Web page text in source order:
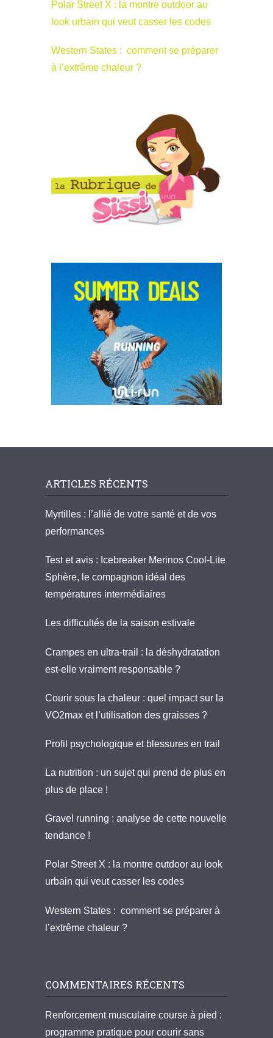
Polar Street X : la montre outdoor au
look urbain qui veut casser les codes
Western States : comment se préparer
à l’extrême chaleur ?
ARTICLES RÉCENTS
Myrtilles : l’allié de votre santé et de vos
performances
Test et avis : Icebreaker Merinos Cool-Lite
Sphère, le compagnon idéal des
températures intermédiaires
Les difficultés de la saison estivale
Crampes en ultra-trail : la déshydratation
est-elle vraiment responsable ?
Courir sous la chaleur : quel impact sur la
VO2max et l’utilisation des graisses ?
Profil psychologique et blessures en trail
La nutrition : un sujet qui prend de plus en
plus de place !
Gravel running : analyse de cette nouvelle
tendance !
Polar Street X : la montre outdoor au look
urbain qui veut casser les codes
Western States : comment se préparer à
l’extrême chaleur ?
COMMENTAIRES RÉCENTS
Renforcement musculaire course à pied :
programme pratique pour courir sans